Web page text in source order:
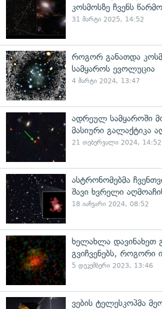
კოსმოსზე ჩვენს
31 მარტი 2025, 14:52
როგორ განათდა
სამყაროს ევოლუცია
4 მარტი 2024, 13:47
ადრეულ სამყაროში
მასიური გალაქტიკა
21 თებერვალი 2024, 14:52
ასტრონომებმა
შავი ხვრელი
18 იანვარი 2024, 08:52
ხელახლა დავინახეთ
გვიჩვენებს,
5 დეკემბერი 2023, 13:46
ვების ტელესკოპმა